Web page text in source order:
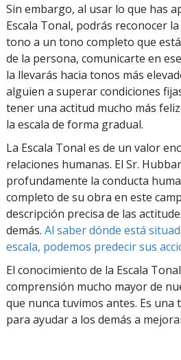
Sin embargo, al usar lo que has
Escala Tonal, podrás reconocer
tono a un tono completo que
de la persona, comunicarte en
la llevarás hacia tonos más
alguien a superar condiciones
tener una actitud mucho más
la escala de forma gradual.
La Escala Tonal es de un valor
relaciones humanas. El Sr.
profundamente la conducta
completo de su obra en este
descripción precisa de las
demás. Al saber dónde está
escala, podemos predecir sus
El conocimiento de la Escala
comprensión mucho mayor de
que nunca tuvimos antes. Es una
para ayudar a los demás a